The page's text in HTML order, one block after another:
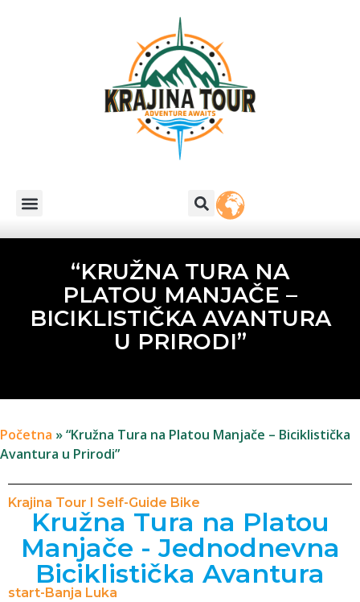
“KRUŽNA TURA NA
PLATOU MANJAČE –
BICIKLISTIČKA AVANTURA
U PRIRODI”
Početna »“Kružna Tura na Platou Manjače – Biciklistička
Avantura u Prirodi”
Krajina Tour I Self-Guide Bike
Kružna Tura na Platou
Manjače - Jednodnevna
Biciklistička Avantura
start-Banja Luka